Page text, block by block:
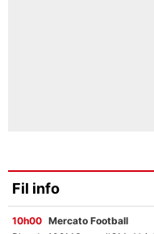
Fil info
10h00 Mercato Football